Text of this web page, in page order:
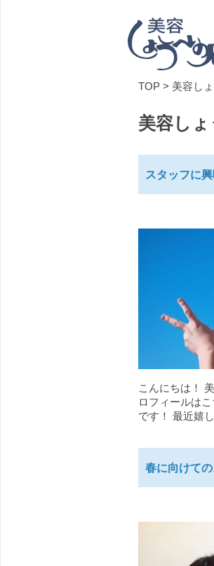
TOP > 美容し
美容し
スタッフに
こんにちは！
ロフィールは
です！ 最近嬉
春に向けて